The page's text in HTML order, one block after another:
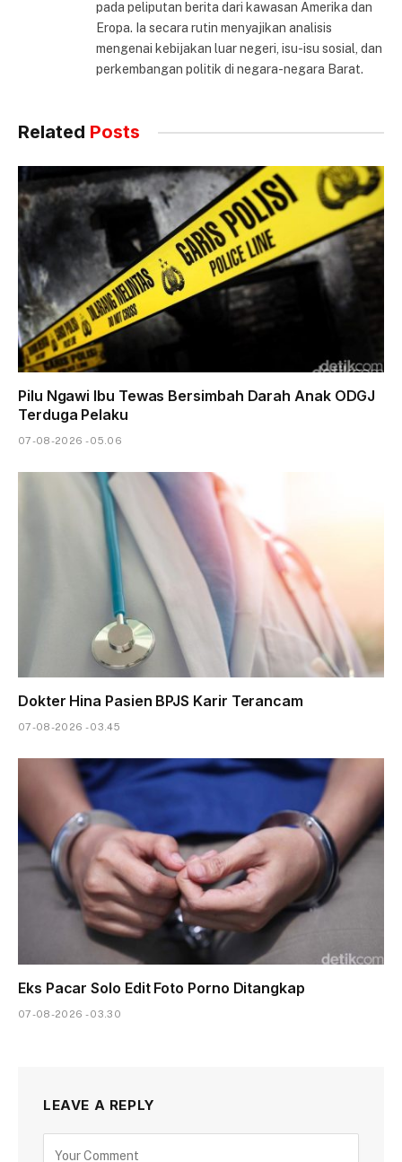
pada peliputan berita dari kawasan Amerika dan
Eropa. Ia secara rutin menyajikan analisis
mengenai kebijakan luar negeri, isu-isu sosial, dan
perkembangan politik di negara-negara Barat.
Related Posts
Pilu Ngawi Ibu Tewas Bersimbah Darah Anak ODGJ
Terduga Pelaku
07-08-2026 - 05.06
Dokter Hina Pasien BPJS Karir Terancam
07-08-2026 - 03.45
Eks Pacar Solo Edit Foto Porno Ditangkap
07-08-2026 - 03.30
LEAVE A REPLY